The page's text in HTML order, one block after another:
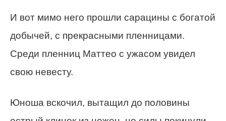
И вот мимо него прошли сарацины с богатой
добычей, с прекрасными пленницами.
Среди пленниц Маттео с ужасом увидел
свою невесту.
Юноша вскочил, вытащил до половины